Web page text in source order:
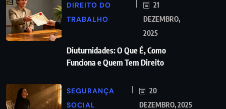
DIREITO DO
TRABALHO
21
DEZEMBRO,
2025
Diuturnidades: O Que É, Como
Funciona e Quem Tem Direito
SEGURANÇA
SOCIAL
20
DEZEMBRO, 2025